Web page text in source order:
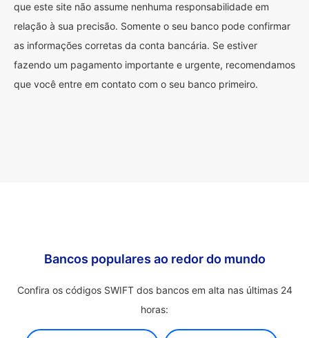
que este site não assume nenhuma responsabilidade em
relação à sua precisão. Somente o seu banco pode confirmar
as informações corretas da conta bancária. Se estiver
fazendo um pagamento importante e urgente, recomendamos
que você entre em contato com o seu banco primeiro.
Bancos populares ao redor do mundo
Confira os códigos SWIFT dos bancos em alta nas últimas 24
horas: